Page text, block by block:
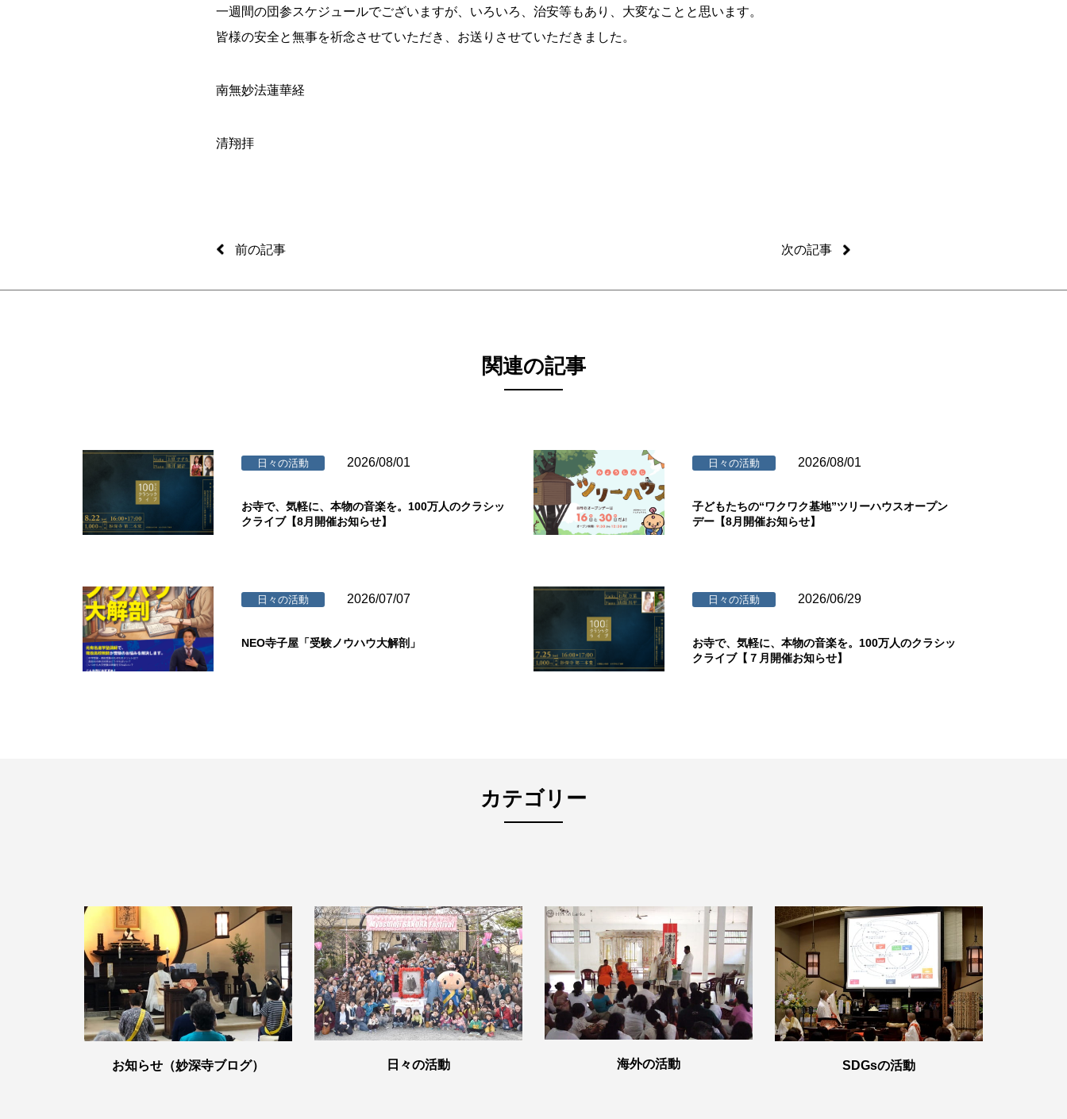
一週間の団参スケジュールでございますが、いろいろ、治安等もあり、大変なことと思います。
皆様の安全と無事を祈念させていただき、お送りさせていただきました。
南無妙法蓮華経
清翔拝
前の記事 次の記事
関連の記事
日々の活動 2026/08/01
お寺で、気軽に、本物の音楽を。100万人のクラシッ
クライブ【8月開催お知らせ】
日々の活動 2026/08/01
子どもたちの“ワクワク基地”ツリーハウスオープン
デー【8月開催お知らせ】
日々の活動 2026/07/07
NEO寺子屋「受験ノウハウ大解剖」
日々の活動 2026/06/29
お寺で、気軽に、本物の音楽を。100万人のクラシッ
クライブ【７月開催お知らせ】
カテゴリー
お知らせ（妙深寺ブログ） 日々の活動 海外の活動 SDGsの活動